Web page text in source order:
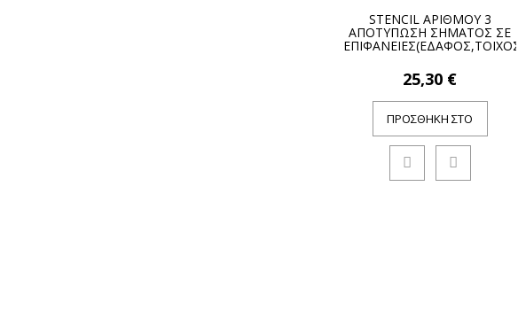
STENCIL ΑΡΙΘΜΟΥ 3
ΑΠΟΤΥΠΩΣΗ ΣΗΜΑΤΟΣ ΣΕ
ΕΠΙΦΑΝΕΙΕΣ(ΕΔΑΦΟΣ,ΤΟΙΧΟΣ)
25,30 €
ΠΡΟΣΘΉΚΗ ΣΤΟ